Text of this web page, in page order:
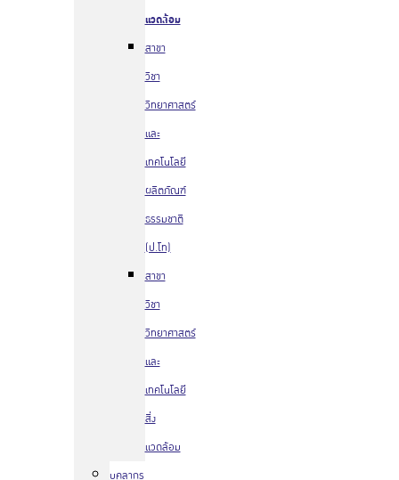
แวดล้อม
สาขา
วิชา
วิทยาศาสตร์
และ
เทคโนโลยี
ผลิตภัณฑ์
ธรรมชาติ
(ป.โท)
สาขา
วิชา
วิทยาศาสตร์
และ
เทคโนโลยี
สิ่ง
แวดล้อม
บุคลากร